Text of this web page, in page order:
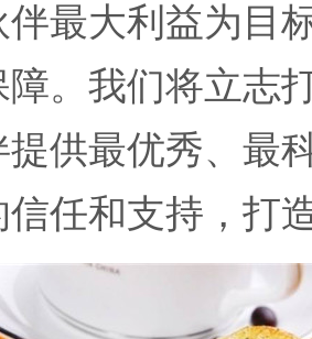
最大利益为目
障。我们将立志
提供最优秀、最
任和支持，打